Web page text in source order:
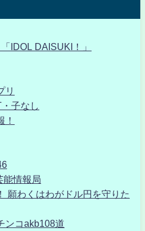
IDOL DAISUKI！」
リ
子なし
！
能情報局
願わくはわがドル円を守りた
ンコakb108道